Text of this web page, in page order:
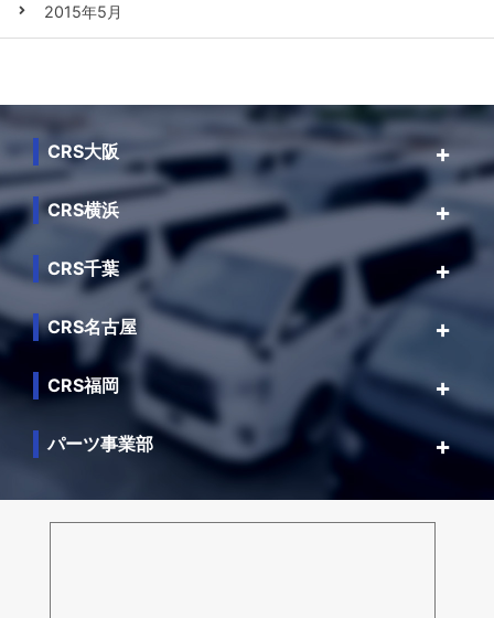
2015年5月
CRS大阪
CRS横浜
CRS千葉
CRS名古屋
CRS福岡
パーツ事業部